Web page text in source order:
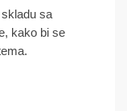
skladu sa
kako bi se